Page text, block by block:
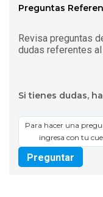
Preguntas
Revisa preguntas
dudas referentes al
Si tienes dudas,
Para hacer una
ingresa con tu
Preguntar